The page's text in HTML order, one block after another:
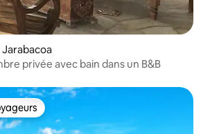
privée avec bain dans un B&B